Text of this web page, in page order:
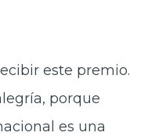
este premio.
porque
es una